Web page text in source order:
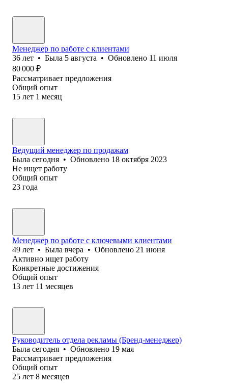
Менеджер по работе с клиентами
36 лет • Была 5 августа • Обновлено 11 июля
80 000 ₽
Рассматривает предложения
Общий опыт
15 лет 1 месяц
Ведущий менеджер по продажам
Была сегодня • Обновлено 18 октября 2023
Не ищет работу
Общий опыт
23 года
Менеджер по работе с ключевыми клиентами
49 лет • Была вчера • Обновлено 21 июня
Активно ищет работу
Конкретные достижения
Общий опыт
13 лет 11 месяцев
Руководитель отдела рекламы (Бренд-менеджер)
Была сегодня • Обновлено 19 мая
Рассматривает предложения
Общий опыт
25 лет 8 месяцев